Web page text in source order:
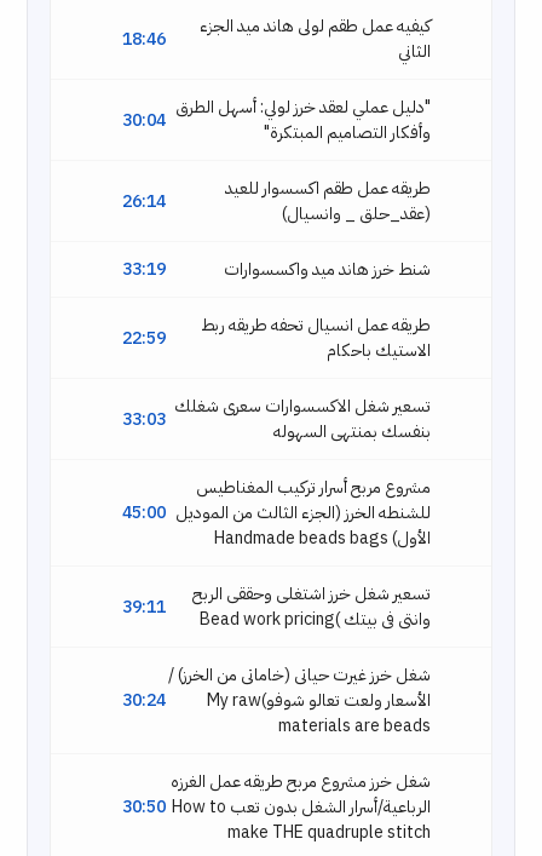
18:46
كيفيه عمل طقم لولى هاند ميد الجزء
الثاني
30:04 "دليل عملي لعقد خرز لولي: أسهل الطرق
وأفكار التصاميم المبتكرة"
26:14
طريقه عمل طقم اكسسوار للعيد
(عقد_حلق _ وانسيال)
33:19 شنط خرز هاند ميد واكسسوارات
22:59
طريقه عمل انسيال تحفه طريقه ربط
الاستيك باحكام
33:03 تسعير شغل الاكسسوارات سعرى شغلك
بنفسك بمنتهى السهوله
45:00
مشروع مربح أسرار تركيب المغناطيس
للشنطه الخرز (الجزء الثالث من الموديل
الأول) Handmade beads bags
39:11
تسعير شغل خرز اشتغلى وحققى الربح
وانتى فى بيتك )Bead work pricing
30:24
شغل خرز غيرت حياتى (خاماتى من الخرز) /
الأسعار ولعت تعالو شوفو)My raw
materials are beads
30:50
شغل خرز مشروع مربح طريقه عمل الغرزه
الرباعية/أسرار الشغل بدون تعب How to
make THE quadruple stitch